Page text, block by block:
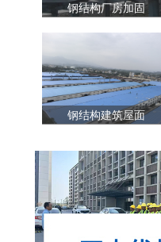
钢结构厂房加固
钢结构建筑屋面